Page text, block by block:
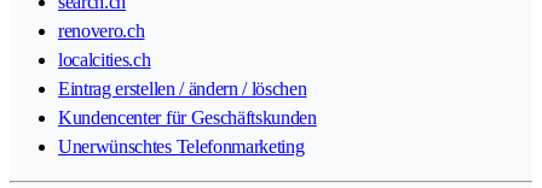
renovero.ch
localcities.ch
Eintrag erstellen / ändern / löschen
Kundencenter für Geschäftskunden
Unerwünschtes Telefonmarketing